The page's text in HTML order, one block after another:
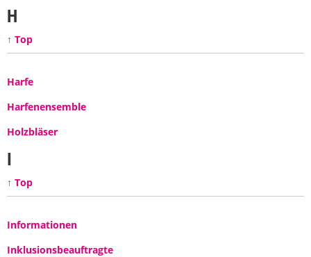
H
↑ Top
Harfe
Harfenensemble
Holzbläser
I
↑ Top
Informationen
Inklusionsbeauftragte